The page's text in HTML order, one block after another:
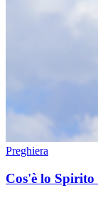
Preghiera
Cos'è lo Spirito